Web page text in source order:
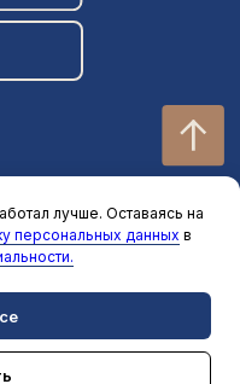
лучше. Оставаясь на
персональных данных в